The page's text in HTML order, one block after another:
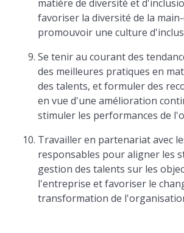
matière de diversité et
favoriser la diversité de la
promouvoir une culture
Se tenir au courant des
des meilleures pratiques en
des talents, et formuler des
en vue d'une amélioration
stimuler les performances de
Travailler en partenariat avec
responsables pour aligner les
gestion des talents sur les
l'entreprise et favoriser le
transformation de